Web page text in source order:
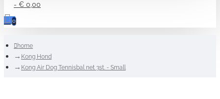
- € 0,00
0
home
Kong Hond
Kong Air Dog Tennisbal net 3st. - Small